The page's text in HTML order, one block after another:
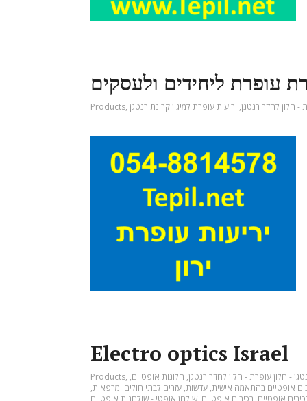
עופרת ליחידים ולעסקים
Products, - חלון לחדר רנטגן, יריעות עופרת למיגון קרינת רנטגן
Electro optics Israel
Products, - חלון עופרת - חלון לחדר רנטגן, חלונות אופטיים,
אופטיים בהתאמה אישית, עדשות, עזרים לבתי חולים ומרפאות,
אופטיים, רכיבים אופטיים, שולחן אופטי - שולחנות אופטיים